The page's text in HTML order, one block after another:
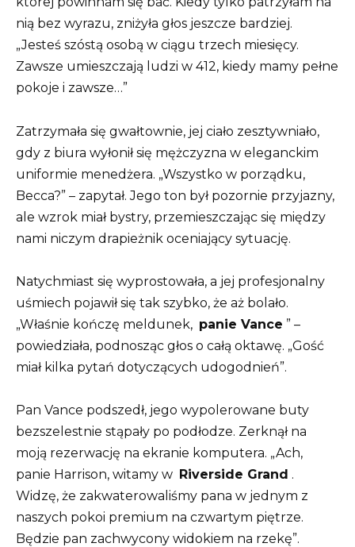
nią bez wyrazu, zniżyła głos jeszcze bardziej.
„Jesteś szóstą osobą w ciągu trzech miesięcy.
Zawsze umieszczają ludzi w 412, kiedy mamy pełne
pokoje i zawsze…”
Zatrzymała się gwałtownie, jej ciało zesztywniało,
gdy z biura wyłonił się mężczyzna w eleganckim
uniformie menedżera. „Wszystko w porządku,
Becca?” – zapytał. Jego ton był pozornie przyjazny,
ale wzrok miał bystry, przemieszczając się między
nami niczym drapieżnik oceniający sytuację.
Natychmiast się wyprostowała, a jej profesjonalny
uśmiech pojawił się tak szybko, że aż bolało.
„Właśnie kończę meldunek, panie Vance ” –
powiedziała, podnosząc głos o całą oktawę. „Gość
miał kilka pytań dotyczących udogodnień”.
Pan Vance podszedł, jego wypolerowane buty
bezszelestnie stąpały po podłodze. Zerknął na
moją rezerwację na ekranie komputera. „Ach,
panie Harrison, witamy w Riverside Grand .
Widzę, że zakwaterowaliśmy pana w jednym z
naszych pokoi premium na czwartym piętrze.
Będzie pan zachwycony widokiem na rzekę”.